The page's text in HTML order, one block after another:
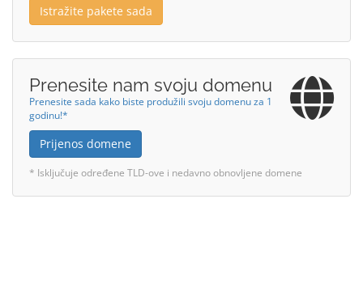
Istražite pakete sada
Prenesite nam svoju domenu
Prenesite sada kako biste produžili svoju domenu za 1
godinu!*
Prijenos domene
* Isključuje određene TLD-ove i nedavno obnovljene domene